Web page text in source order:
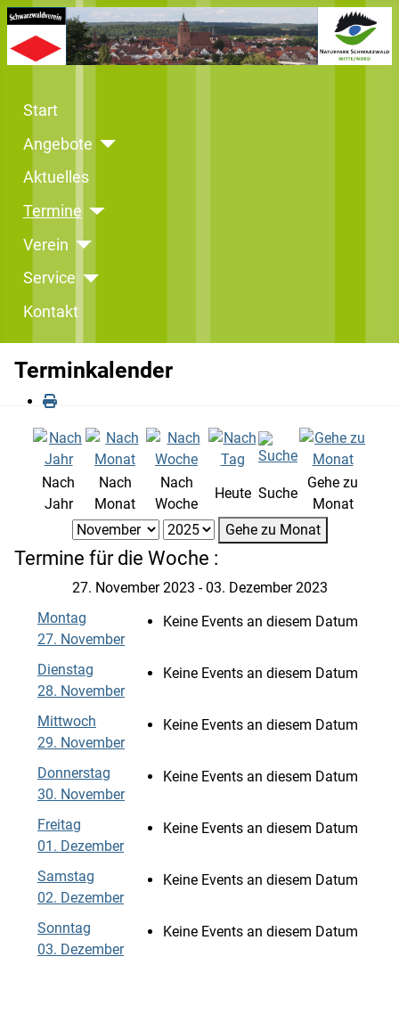
Start
Angebote
Aktuelles
Termine
Verein
Service
Kontakt
Terminkalender
Nach
Jahr
Nach
Monat
Nach
Woche
Heute Suche
Gehe zu
Monat
Gehe zu Monat
Termine für die Woche :
27. November 2023 - 03. Dezember 2023
Montag
27. November
Keine Events an diesem Datum
Dienstag
28. November
Keine Events an diesem Datum
Mittwoch
29. November
Keine Events an diesem Datum
Donnerstag
30. November
Keine Events an diesem Datum
Freitag
01. Dezember
Keine Events an diesem Datum
Samstag
02. Dezember
Keine Events an diesem Datum
Sonntag
03. Dezember
Keine Events an diesem Datum